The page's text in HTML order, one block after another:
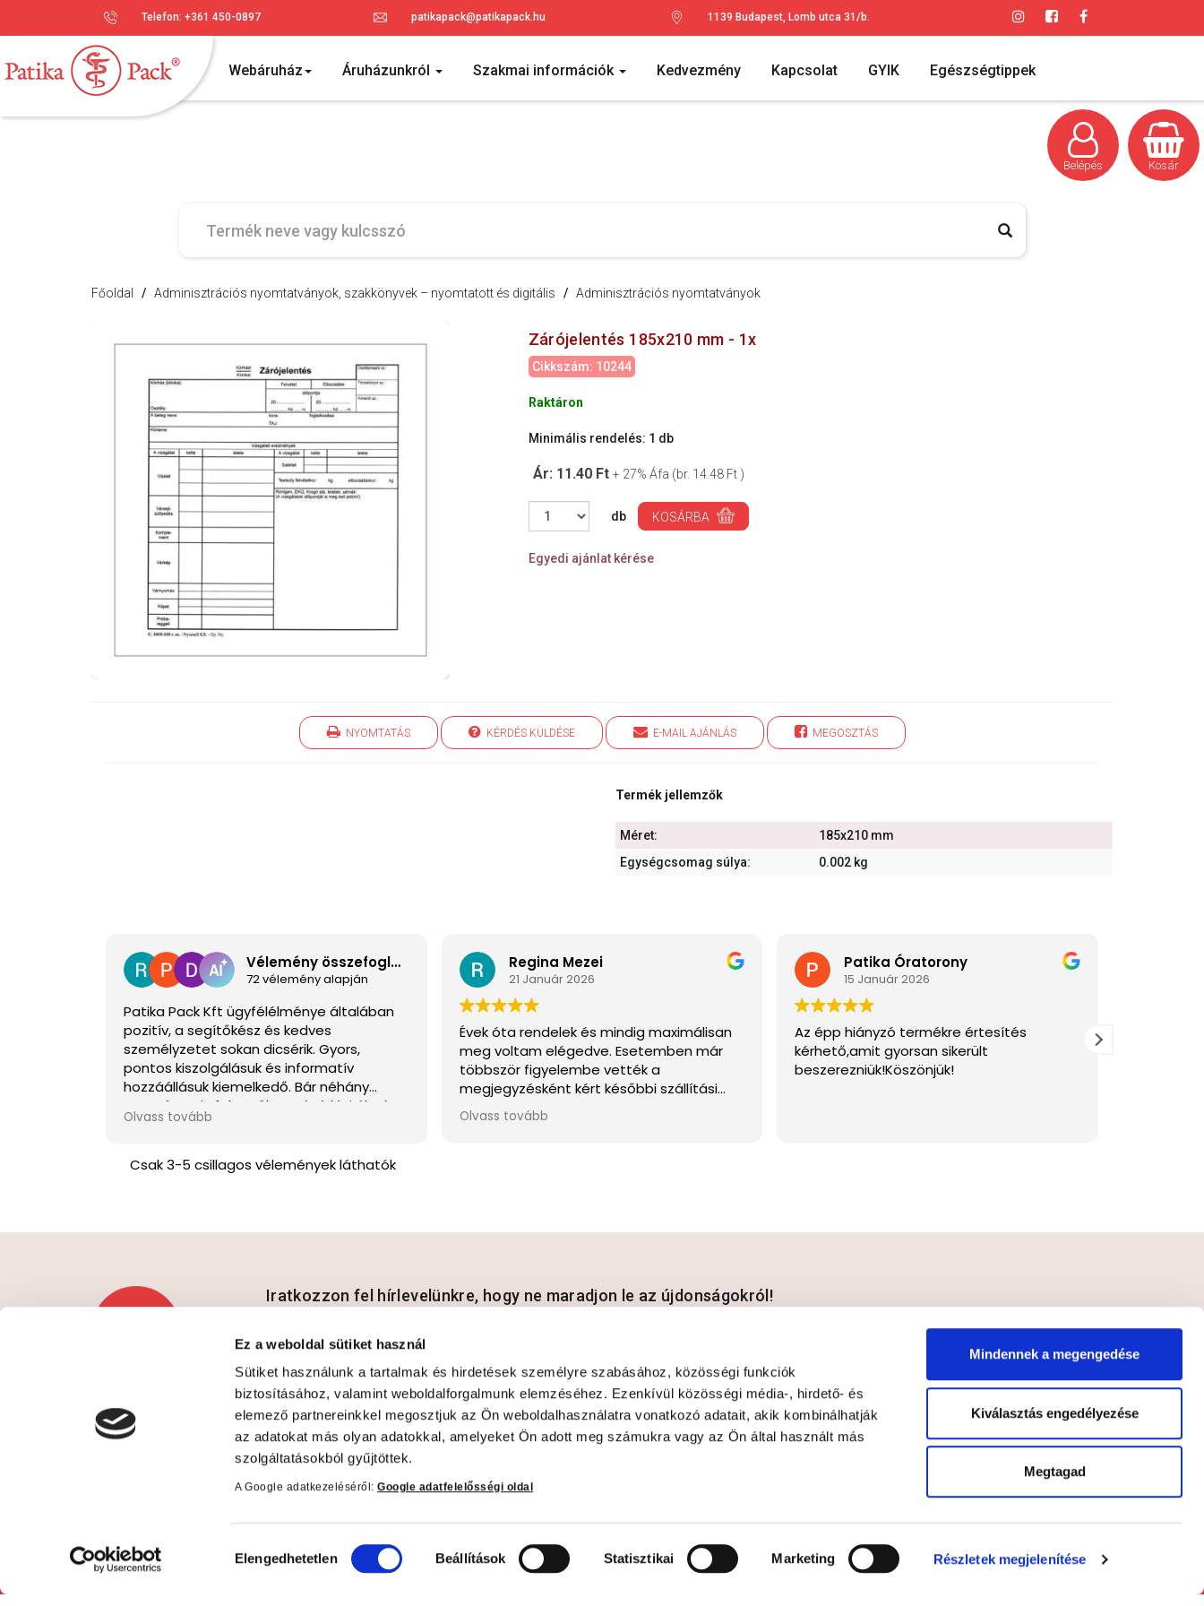
Ez a weboldal sütiket használ
Sütiket használunk a tartalmak és hirdetések személyre szabásához, közösségi funkciók
biztosításához, valamint weboldalforgalmunk elemzéséhez. Ezenkívül közösségi média-, hirdető- és
elemező partnereinkkel megosztjuk az Ön weboldalhasználatra vonatkozó adatait, akik kombinálhatják
az adatokat más olyan adatokkal, amelyeket Ön adott meg számukra vagy az Ön által használt más
szolgáltatásokból gyűjtöttek.
A Google adatkezeléséről:Google adatfelelősségi oldal
kiválasztása
Elengedhetetlen Beállítások Statisztikai Marketing Részletek megjelenítése
Mindennek a megengedése
Kiválasztás engedélyezése
Megtagad
Telefon: +361 450-0897 patikapack@patikapack.hu 1139 Budapest, Lomb utca 31/b.
Webáruház Áruházunkról Szakmai információk Kedvezmény Kapcsolat GYIK Egészségtippek
Belépés Kosár
Főoldal / Adminisztrációs nyomtatványok, szakkönyvek – nyomtatott és digitális / Adminisztrációs nyomtatványok
Zárójelentés 185x210 mm - 1x
Cikkszám: 10244
Raktáron
Minimális rendelés: 1 db
Ár: 11.40 Ft + 27% Áfa (br. 14.48 Ft )
db KOSÁRBA
Egyedi ajánlat kérése
NYOMTATÁS KÉRDÉS KÜLDÉSE E-MAIL AJÁNLÁS MEGOSZTÁS
Termék jellemzők
Méret:
185x210 mm
Egységcsomag súlya:
0.002 kg
Vélemény összefoglaló
72 vélemény alapján
Patika Pack Kft ügyfélélménye általában
pozitív, a segítőkész és kedves
személyzetet sokan dicsérik. Gyors,
pontos kiszolgálásuk és informatív
hozzáállásuk kiemelkedő. Bár néhány
negatívum is felmerült, a vásárlási élmény
gyakran örömet okoz az ügyfeleknek.
Olvass tovább
Regina Mezei
21 Január 2026
Évek óta rendelek és mindig maximálisan
meg voltam elégedve. Esetemben már
többször figyelembe vették a
megjegyzésként kért későbbi szállítási
napot, eszerint időzítve a feladást, így
mindig át tudtam venni. Ez úton is nagyon
Olvass tovább
Patika Óratorony
15 Január 2026
Az épp hiányzó termékre értesítés
kérhető,amit gyorsan sikerült
beszerezniük!Köszönjük!
Csak 3-5 csillagos vélemények láthatók
Iratkozzon fel hírlevelünkre, hogy ne maradjon le az újdonságokról!
Hozzájárulok az adataim kezeléséhez és elfogadom azAdatvédelmi és adatkezelési szabályzatot
Kapcsolat Információ